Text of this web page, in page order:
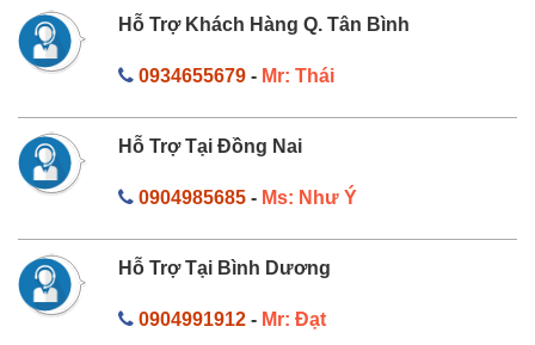
Hỗ Trợ Khách Hàng Q. Tân Bình
0934655679- Mr: Thái
Hỗ Trợ Tại Đồng Nai
0904985685- Ms: Như Ý
Hỗ Trợ Tại Bình Dương
0904991912- Mr: Đạt